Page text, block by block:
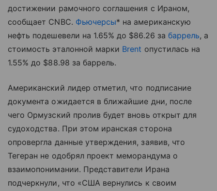
достижении рамочного соглашения с Ираном,
сообщает CNBC. Фьючерсы* на американскую
нефть подешевели на 1.65% до $86.26 за баррель, а
стоимость эталонной марки Brent опустилась на
1.55% до $88.98 за баррель.
Американский лидер отметил, что подписание
документа ожидается в ближайшие дни, после
чего Ормузский пролив будет вновь открыт для
судоходства. При этом иранская сторона
опровергла данные утверждения, заявив, что
Тегеран не одобрял проект меморандума о
взаимопонимании. Представители Ирана
подчеркнули, что «США вернулись к своим